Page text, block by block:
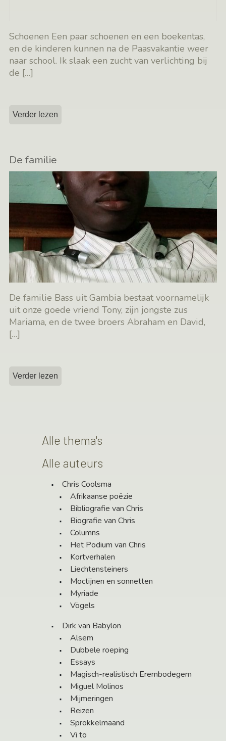
Schoenen Een paar schoenen en een boekentas,
en de kinderen kunnen na de Paasvakantie weer
naar school. Ik slaak een zucht van verlichting bij
de […]
Verder lezen
De familie
De familie Bass uit Gambia bestaat voornamelijk
uit onze goede vriend Tony, zijn jongste zus
Mariama, en de twee broers Abraham en David,
[…]
Verder lezen
Alle thema's
Alle auteurs
Chris Coolsma
Afrikaanse poëzie
Bibliografie van Chris
Biografie van Chris
Columns
Het Podium van Chris
Kortverhalen
Liechtensteiners
Moctijnen en sonnetten
Myriade
Vögels
Dirk van Babylon
Alsem
Dubbele roeping
Essays
Magisch-realistisch Erembodegem
Miguel Molinos
Mijmeringen
Reizen
Sprokkelmaand
Vi to